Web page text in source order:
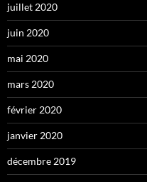
juillet 2020
juin 2020
mai 2020
mars 2020
février 2020
janvier 2020
décembre 2019